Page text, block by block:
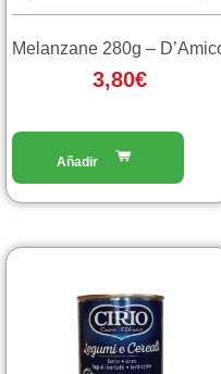
Melanzane 280g –
3,80€